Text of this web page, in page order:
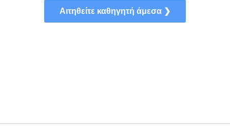
Αιτηθείτε καθηγητή άμεσα ❯